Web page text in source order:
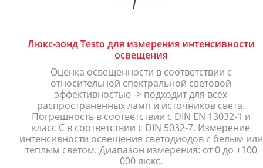
Люкс-зонд Testo для измерения интенсивности
освещения
Оценка освещенности в соответствии с
относительной спектральной световой
эффективностью -> подходит для всех
распространенных ламп и источников света.
Погрешность в соответствии с DIN EN 13032-1 и
класс С в соответствии с DIN 5032-7. Измерение
интенсивности освещения светодиодов с белым или
теплым светом. Диапазон измерения: от 0 до +100
000 люкс.